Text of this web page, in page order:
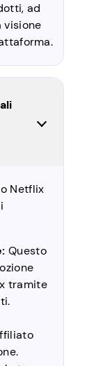
ad
visione
Netflix
Questo
tramite